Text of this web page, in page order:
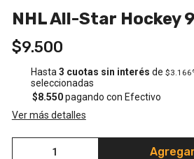
NHL All-Star Hockey
$9.500
Hasta3 cuotas sin interés de$3.166
seleccionadas
$8.550pagando con Efectivo
Ver más detalles